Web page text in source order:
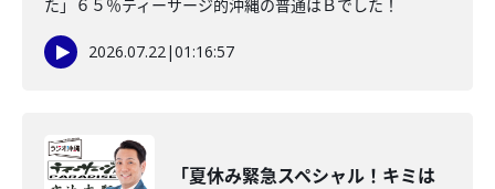
た」６５％ティーサージ的沖縄の普通はＢでした！
2026.07.22|01:16:57
「夏休み緊急スペシャル！キミは